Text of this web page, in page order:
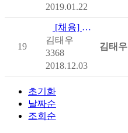
2019.01.22
19
[채용] [마감](사)한국척수장애인협회 직원(경력, 신입) 채용…
김태우
3368
2018.12.03
김태우
초기화
날짜순
조회순